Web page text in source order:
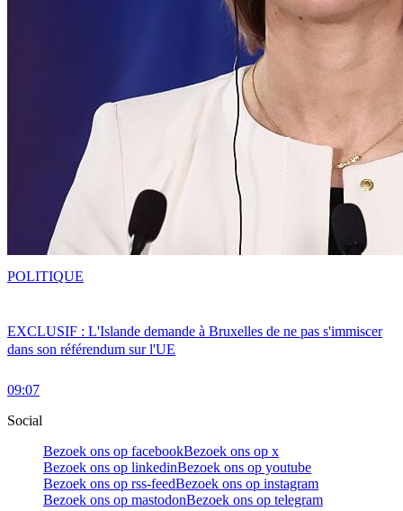
EXCLUSIF : L'Islande demande à Bruxelles de ne pas s'immiscer
dans son référendum sur l'UE
09:07
POLITIQUE
Social
Bezoek ons op facebookBezoek ons op x
Bezoek ons op linkedinBezoek ons op youtube
Bezoek ons op rss-feedBezoek ons op instagram
Bezoek ons op mastodonBezoek ons op telegram